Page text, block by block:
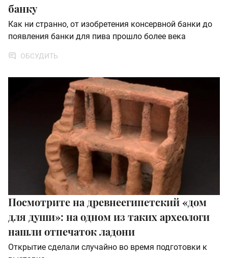
банку
Как ни странно, от изобретения консервной банки до
появления банки для пива прошло более века
ОБСУДИТЬ
Посмотрите на древнеегипетский «дом
для души»: на одном из таких археологи
нашли отпечаток ладони
Открытие сделали случайно во время подготовки к